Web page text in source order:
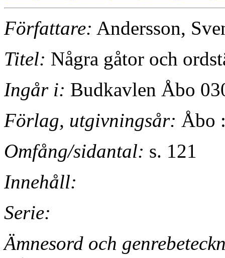
Författare: Andersson,
Titel: Några gåtor och
Ingår i: Budkavlen Åbo
Förlag, utgivningsår: Åbo
Omfång/sidantal: s. 121
Innehåll:
Serie:
Ämnesord och